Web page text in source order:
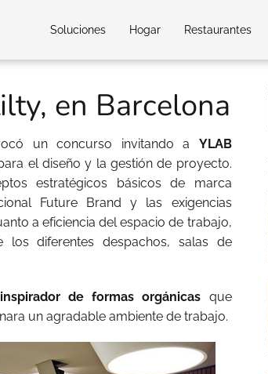
Soluciones Hogar Restaurantes
en Barcelona
un concurso invitando a YLAB
el diseño y la gestión de proyecto.
estratégicos básicos de marca
Future Brand y las exigencias
a eficiencia del espacio de trabajo,
diferentes despachos, salas de
de formas orgánicas que
un agradable ambiente de trabajo.